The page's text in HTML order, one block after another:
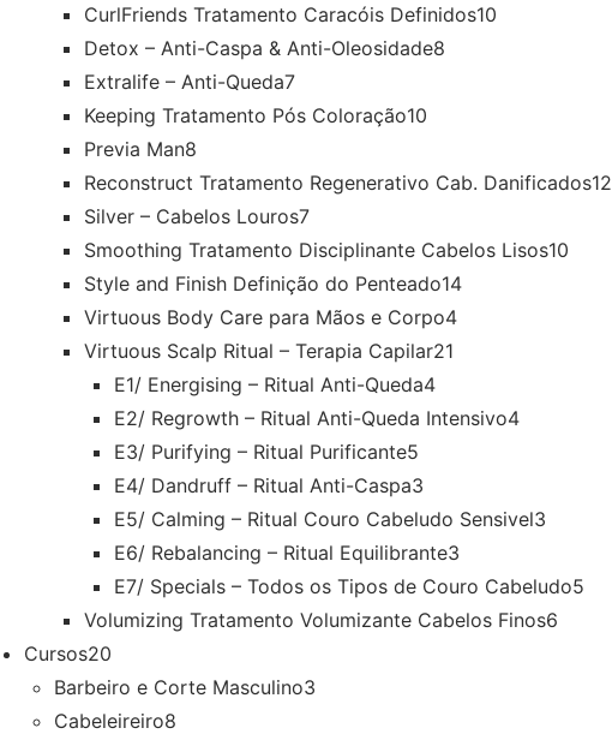
CurlFriends Tratamento Caracóis Definidos10
Detox – Anti-Caspa & Anti-Oleosidade8
Extralife – Anti-Queda7
Keeping Tratamento Pós Coloração10
Previa Man8
Reconstruct Tratamento Regenerativo Cab. Danificados12
Silver – Cabelos Louros7
Smoothing Tratamento Disciplinante Cabelos Lisos10
Style and Finish Definição do Penteado14
Virtuous Body Care para Mãos e Corpo4
Virtuous Scalp Ritual – Terapia Capilar21
E1/ Energising – Ritual Anti-Queda4
E2/ Regrowth – Ritual Anti-Queda Intensivo4
E3/ Purifying – Ritual Purificante5
E4/ Dandruff – Ritual Anti-Caspa3
E5/ Calming – Ritual Couro Cabeludo Sensivel3
E6/ Rebalancing – Ritual Equilibrante3
E7/ Specials – Todos os Tipos de Couro Cabeludo5
Volumizing Tratamento Volumizante Cabelos Finos6
Cursos20
Barbeiro e Corte Masculino3
Cabeleireiro8